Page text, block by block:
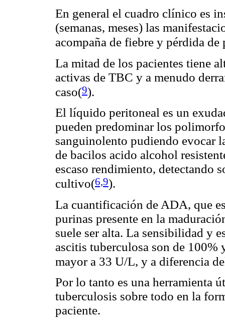
En general el cuadro clínico es
(semanas, meses) las
acompaña de fiebre y pérdida de
La mitad de los pacientes tiene
activas de TBC y a menudo
caso(9).
El líquido peritoneal es un
pueden predominar los
sanguinolento pudiendo evocar
de bacilos acido alcohol
escaso rendimiento, detectando
cultivo(6,9).
La cuantificación de ADA, que
purinas presente en la
suele ser alta. La sensibilidad y
ascitis tuberculosa son de 100%
mayor a 33 U/L, y a diferencia
Por lo tanto es una herramienta
tuberculosis sobre todo en la
paciente.